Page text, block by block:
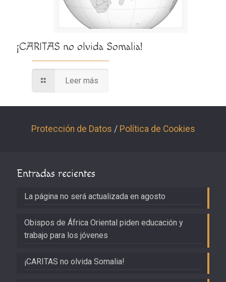
¡CARITAS no olvida Somalia!
Leer más
Protección de Datos / Política de Cookies
Entradas recientes
La página no será actualizada en agosto
Obispos de África Oriental piden educación y
trabajo para los jóvenes
¡CARITAS no olvida Somalia!